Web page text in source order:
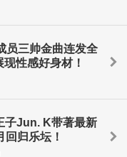
员三帅金曲连发全
性感好身材！
子Jun. K带著最新
归乐坛！